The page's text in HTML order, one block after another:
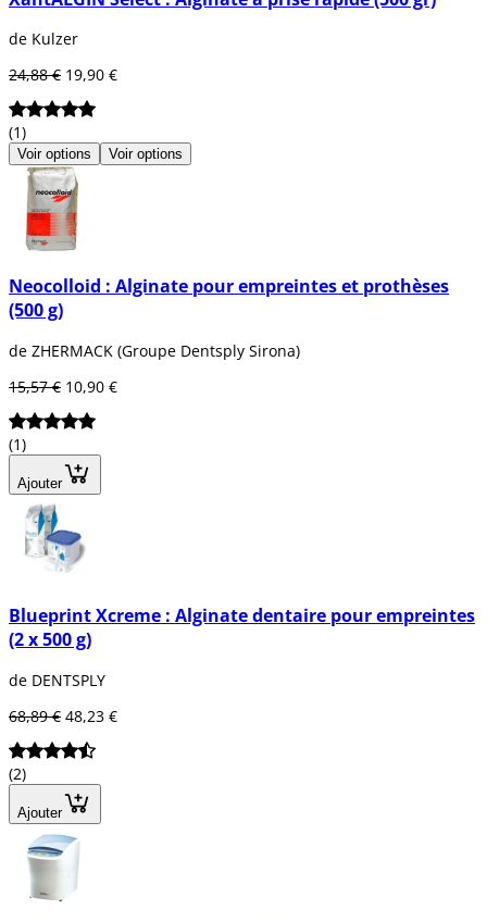
de Kulzer
24,88 € 19,90 €
(1)
Voir options Voir options
Neocolloid : Alginate pour empreintes et prothèses
(500 g)
de ZHERMACK (Groupe Dentsply Sirona)
15,57 € 10,90 €
(1)
Ajouter
Blueprint Xcreme : Alginate dentaire pour empreintes
(2 x 500 g)
de DENTSPLY
68,89 € 48,23 €
(2)
Ajouter